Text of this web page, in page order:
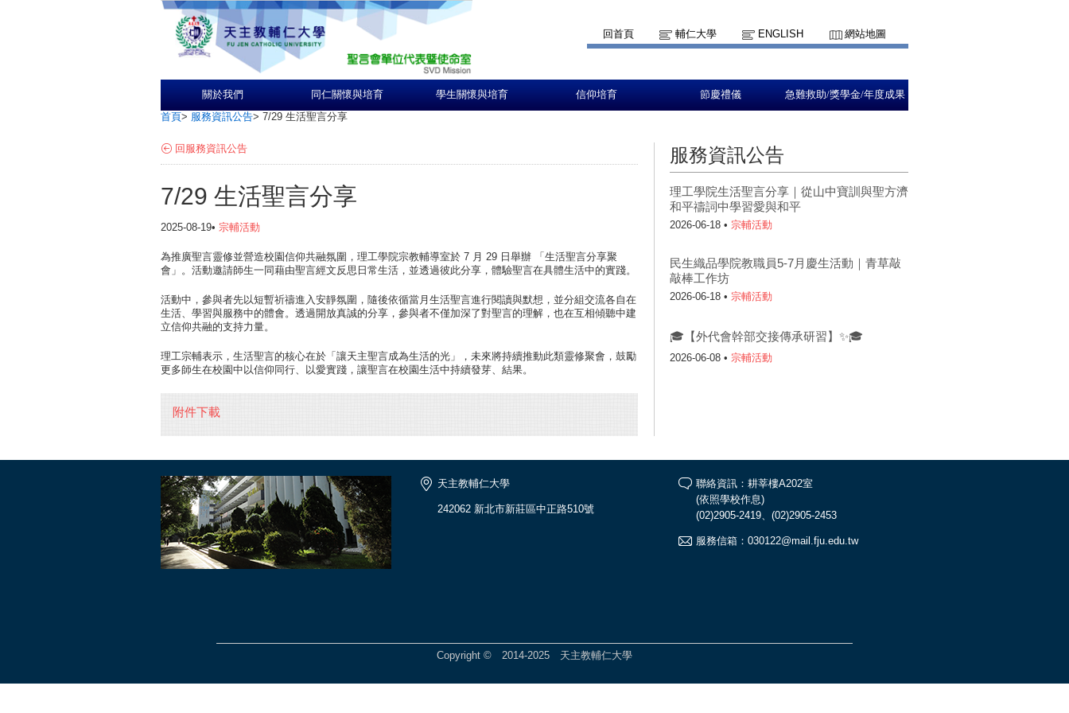
回首頁 輔仁大學 ENGLISH 網站地圖
關於我們 同仁關懷與培育 學生關懷與培育 信仰培育 節慶禮儀 急難救助/獎學金/年度成果
首頁> 服務資訊公告> 7/29 生活聖言分享
回服務資訊公告
7/29 生活聖言分享
2025-08-19• 宗輔活動
為推廣聖言靈修並營造校園信仰共融氛圍，理工學院宗教輔導室於 7 月 29 日舉辦
「生活聖言分享聚
會」 。活動邀請師生一同藉由聖言經文反思日常生活，並透過彼此分享，體驗聖言在具體生活中的實踐。
活動中，參與者先以短暫祈禱進入安靜氛圍，隨後依循當月生活聖言進行閱讀與默想，並分組交流各自在
生活、學習與服務中的體會。透過開放真誠的分享，參與者不僅加深了對聖言的理解，也在互相傾聽中建
立信仰共融的支持力量。
理工宗輔表示，生活聖言的核心在於「讓天主聖言成為生活的光」，未來將持續推動此類靈修聚會，鼓勵
更多師生在校園中以信仰同行、以愛實踐，讓聖言在校園生活中持續發芽、結果。
附件下載
服務資訊公告
理工學院生活聖言分享｜從山中寶訓與聖方濟
和平禱詞中學習愛與和平
2026-06-18 • 宗輔活動
民生織品學院教職員5-7月慶生活動｜青草敲
敲棒工作坊
2026-06-18 • 宗輔活動
🎓【外代會幹部交接傳承研習】✨🎓
2026-06-08 • 宗輔活動
天主教輔仁大學
242062 新北市新莊區中正路510號
聯絡資訊：耕莘樓A202室
(依照學校作息)
(02)2905-2419、(02)2905-2453
服務信箱：030122@mail.fju.edu.tw
Copyright © 2014-2025 天主教輔仁大學